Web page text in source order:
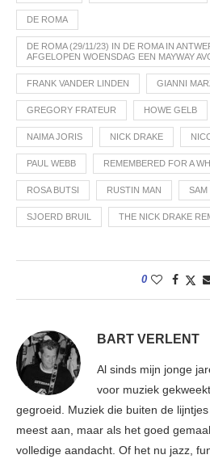
DE ROMA
DE ROMA (29/11/23) IN DE ROMA IN
AFGELOPEN WOENSDAG EEN MAYWAY
FRANK VANDER LINDEN GIANNI
GREGORY FRATEUR HOWE GELB
NAIMA JORIS NICK DRAKE
PAUL WEBB REMEMBERED FOR A
ROSA BUTSI RUSTIN MAN SAM
SJOERD BRUIL THE NICK DRAKE
0
BART VERLENT
Al sinds mijn jonge
voor muziek
gegroeid. Muziek die buiten de
meest aan, maar als het goed
volledige aandacht. Of het nu jazz,